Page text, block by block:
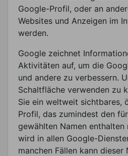
Google-Profil, oder an
Websites und Anzeigen im
werden.
Google zeichnet
Aktivitäten auf, um die
und andere zu verbessern.
Schaltfläche verwenden zu
Sie ein weltweit sichtbares,
Profil, das zumindest den
gewählten Namen enthalten
wird in allen Google-
manchen Fällen kann dieser